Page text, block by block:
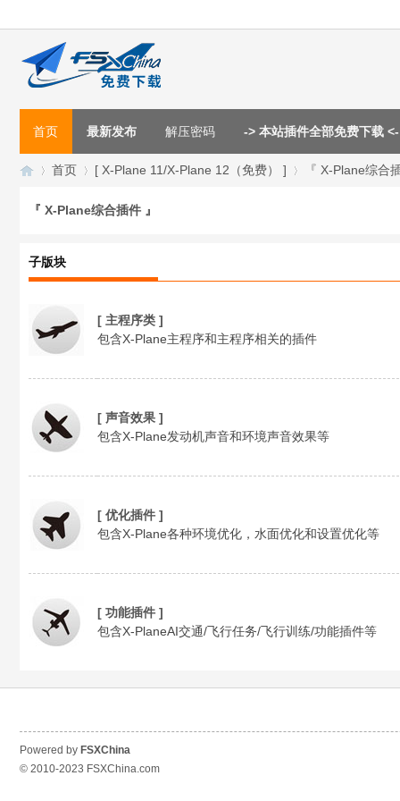
首页 最新发布 解压密码 -> 本站插件全部免费下载 <-
首页 [ X-Plane 11/X-Plane 12（免费） ] 『 X-Plane综合
『 X-Plane综合插件 』
子版块
[ 主程序类 ]
包含X-Plane主程序和主程序相关的插件
[ 声音效果 ]
包含X-Plane发动机声音和环境声音效果等
[ 优化插件 ]
包含X-Plane各种环境优化，水面优化和设置优化等
[ 功能插件 ]
包含X-PlaneAI交通/飞行任务/飞行训练/功能插件等
Powered by FSXChina
© 2010-2023 FSXChina.com